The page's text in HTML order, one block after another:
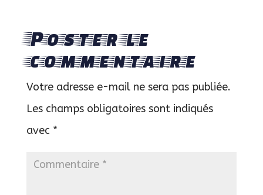
Poster le
commentaire
Votre adresse e-mail ne sera pas publiée.
Les champs obligatoires sont indiqués
avec *